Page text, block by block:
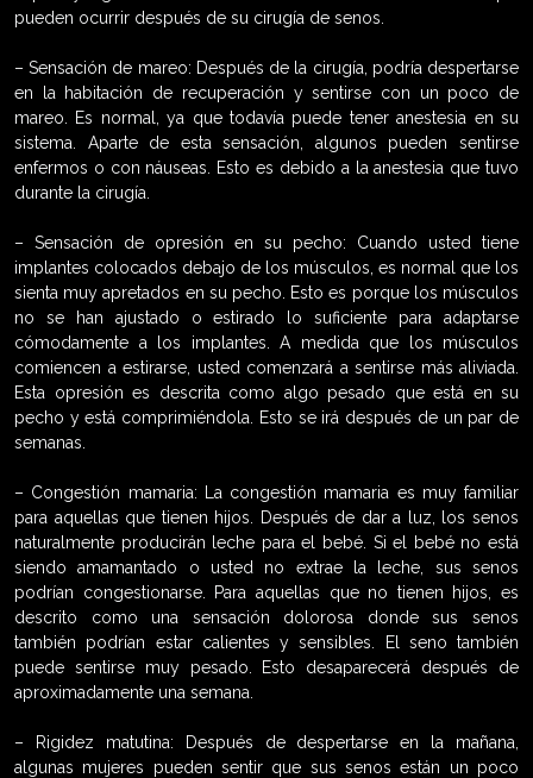
pueden ocurrir después de su cirugía de senos.
– Sensación de mareo: Después de la cirugía, podría despertarse
en la habitación de recuperación y sentirse con un poco de
mareo. Es normal, ya que todavía puede tener anestesia en su
sistema. Aparte de esta sensación, algunos pueden sentirse
enfermos o con náuseas. Esto es debido a la anestesia que tuvo
durante la cirugía.
– Sensación de opresión en su pecho: Cuando usted tiene
implantes colocados debajo de los músculos, es normal que los
sienta muy apretados en su pecho. Esto es porque los músculos
no se han ajustado o estirado lo suficiente para adaptarse
cómodamente a los implantes. A medida que los músculos
comiencen a estirarse, usted comenzará a sentirse más aliviada.
Esta opresión es descrita como algo pesado que está en su
pecho y está comprimiéndola. Esto se irá después de un par de
semanas.
– Congestión mamaria: La congestión mamaria es muy familiar
para aquellas que tienen hijos. Después de dar a luz, los senos
naturalmente producirán leche para el bebé. Si el bebé no está
siendo amamantado o usted no extrae la leche, sus senos
podrían congestionarse. Para aquellas que no tienen hijos, es
descrito como una sensación dolorosa donde sus senos
también podrían estar calientes y sensibles. El seno también
puede sentirse muy pesado. Esto desaparecerá después de
aproximadamente una semana.
– Rigidez matutina: Después de despertarse en la mañana,
algunas mujeres pueden sentir que sus senos están un poco